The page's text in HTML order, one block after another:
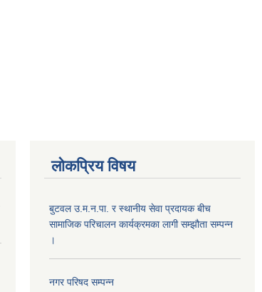
लोकप्रिय विषय
बुटवल उ.म.न.पा. र स्थानीय सेवा प्रदायक बीच
सामाजिक परिचालन कार्यक्रमका लागी सम्झौता सम्पन्न
।
नगर परिषद सम्पन्न